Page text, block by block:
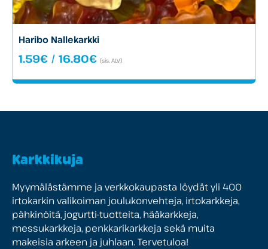
Haribo Nallekarkki
1.59€ / 16.80€Hintaluokka:
-
(sis. ALV)
Karkkikuja
Myymälästämme ja verkkokaupasta löydät yli 400
irtokarkin valikoiman joulukonvehteja, irtokarkkeja,
pähkinöitä, jogurtti-tuotteita, hääkarkkeja,
messukarkkeja, penkkarikarkkeja sekä muita
makeisia arkeen ja juhlaan. Tervetuloa!